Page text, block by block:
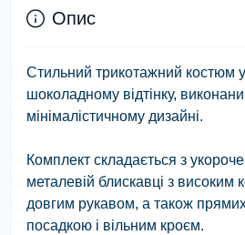
Опис
Стильний трикотажний костюм
шоколадному відтінку,
мінімалістичному дизайні.
Комплект складається з
металевій блискавці з високим
довгим рукавом, а також
посадкою і вільним кроєм.